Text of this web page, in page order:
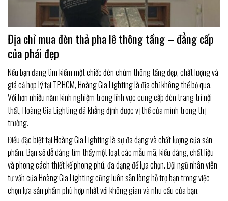
Địa chỉ mua đèn thả pha lê thông tầng – đẳng cấp
của phái đẹp
Nếu bạn đang tìm kiếm một chiếc đèn chùm thông tầng đẹp, chất lượng và
giá cả hợp lý tại TP.HCM, Hoàng Gia Lighting là địa chỉ không thể bỏ qua.
Với hơn nhiều năm kinh nghiệm trong lĩnh vực cung cấp đèn trang trí nội
thất, Hoàng Gia Lighting đã khẳng định được vị thế của mình trong thị
trường.
Điều đặc biệt tại Hoàng Gia Lighting là sự đa dạng và chất lượng của sản
phẩm. Bạn sẽ dễ dàng tìm thấy một loạt các mẫu mã, kiểu dáng, chất liệu
và phong cách thiết kế phong phú, đa dạng để lựa chọn. Đội ngũ nhân viên
tư vấn của Hoàng Gia Lighting cũng luôn sẵn lòng hỗ trợ bạn trong việc
chọn lựa sản phẩm phù hợp nhất với không gian và nhu cầu của bạn.